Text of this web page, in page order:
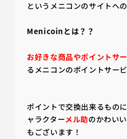
というメニコンのサイトへ
Menicoinとは？？
お好きな商品やポイントサ
るメニコンのポイントサー
ポイントで交換出来るもの
ャラクターメル助のかわい
もございます！